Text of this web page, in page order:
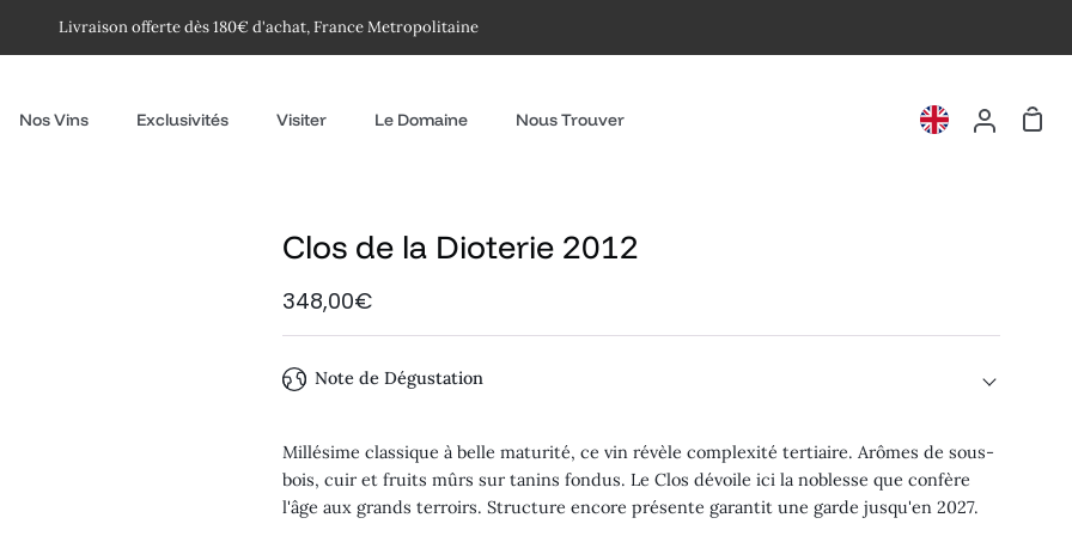
Livraison offerte dès 180€ d'achat, France Metropolitaine
Nos Vins Exclusivités Visiter Le Domaine Nous Trouver
Mon
Clos de la Dioterie 2012
348,00€
Note de Dégustation
Millésime classique à belle maturité, ce vin révèle complexité tertiaire. Arômes de sous-
bois, cuir et fruits mûrs sur tanins fondus. Le Clos dévoile ici la noblesse que confère
l'âge aux grands terroirs. Structure encore présente garantit une garde jusqu'en 2027.